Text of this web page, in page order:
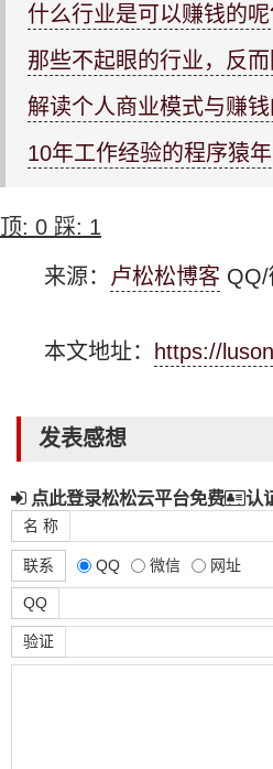
什么行业是可以赚钱的
那些不起眼的行业，反
解读个人商业模式与赚
10年工作经验的程序猿
顶: 0 踩: 1
来源： 卢松松博客 QQ/
本文地址： https://
发表感想
点此登录松松云平台免费 认
名 称
联系 QQ 微信 网址
QQ
验证